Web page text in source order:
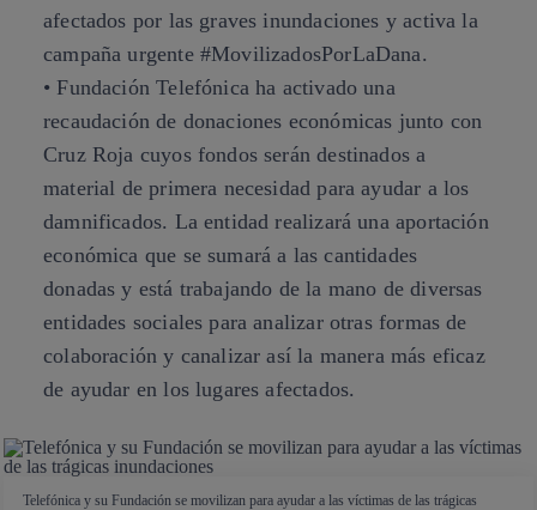
afectados por las graves inundaciones y activa la
campaña urgente #MovilizadosPorLaDana.
• Fundación Telefónica ha activado una
recaudación de donaciones económicas junto con
Cruz Roja cuyos fondos serán destinados a
material de primera necesidad para ayudar a los
damnificados. La entidad realizará una aportación
económica que se sumará a las cantidades
donadas y está trabajando de la mano de diversas
entidades sociales para analizar otras formas de
colaboración y canalizar así la manera más eficaz
de ayudar en los lugares afectados.
Telefónica y su Fundación se movilizan para ayudar a las víctimas de las trágicas